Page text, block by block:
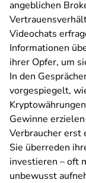
angeblichen
Videochats
Informationen
ihrer Opfer, um
In den
vorgespiegelt,
Gewinne
Verbraucher erst
Sie überreden
investieren – oft
unbewusst